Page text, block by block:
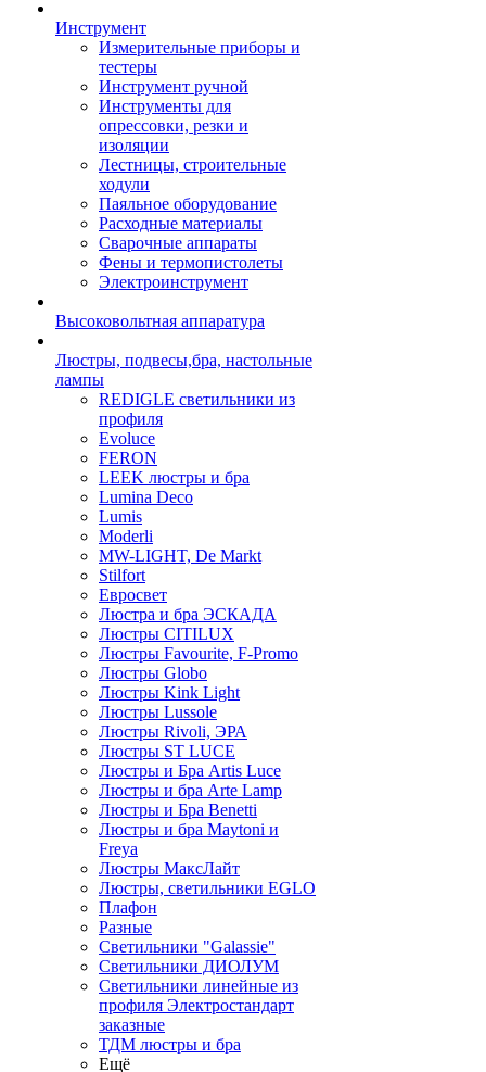
Инструмент
Измерительные приборы и
тестеры
Инструмент ручной
Инструменты для
опрессовки, резки и
изоляции
Лестницы, строительные
ходули
Паяльное оборудование
Расходные материалы
Сварочные аппараты
Фены и термопистолеты
Электроинструмент
Высоковольтная аппаратура
Люстры, подвесы,бра, настольные
лампы
REDIGLE светильники из
профиля
Evoluce
FERON
LEEK люстры и бра
Lumina Deco
Lumis
Moderli
MW-LIGHT, De Markt
Stilfort
Евросвет
Люстра и бра ЭСКАДА
Люстры CITILUX
Люстры Favourite, F-Promo
Люстры Globo
Люстры Kink Light
Люстры Lussole
Люстры Rivoli, ЭРА
Люстры ST LUCE
Люстры и Бра Artis Luce
Люстры и бра Arte Lamp
Люстры и Бра Benetti
Люстры и бра Maytoni и
Freya
Люстры МаксЛайт
Люстры, светильники EGLO
Плафон
Разные
Светильники "Galassie"
Светильники ДИОЛУМ
Светильники линейные из
профиля Электростандарт
заказные
ТДМ люстры и бра
Ещё